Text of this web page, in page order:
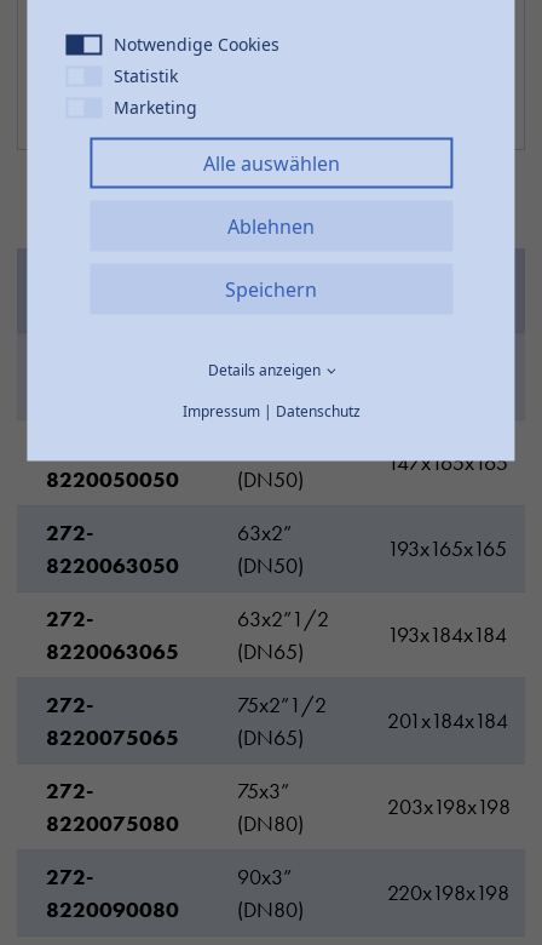
dxDN
50x1”1/2
8220050050
(DN50)
147x165x165
272-
8220063050
63x2”
(DN50)
193x165x165
272-
8220063065
63x2”1/2
(DN65)
193x184x184
272-
8220075065
75x2”1/2
(DN65)
201x184x184
272-
8220075080
75x3”
(DN80)
203x198x198
272-
8220090080
90x3”
(DN80)
220x198x198
Notwendige Cookies
Statistik
Marketing
Alle auswählen
Ablehnen
Speichern
Details anzeigen
Impressum| Datenschutz